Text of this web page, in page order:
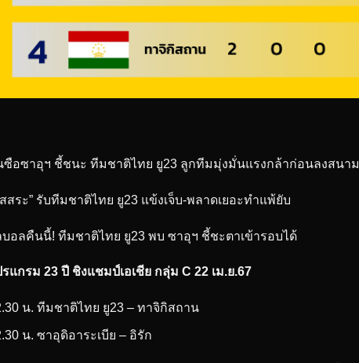
ซือซาอุฯ ชี้ชนะ ทีมชาติไทย ยู23 ลูกทีมมุ่งมั่นแรงกล้าก่อนลงสนาม
สระ” รับทีมชาติไทย ยู23 แข้งเจ็บ-พลาดเยอะทำแพ้ยับ
บอลคืนนี้! ทีมชาติไทย ยู23 พบ ซาอุฯ ชี้ชะตาเข้ารอบได้
รแกรม 23 ปี ชิงแชมป์เอเชีย กลุ่ม C 22 เม.ย.67
น. ทีมชาติไทย ยู23 – ทาจิกิสถาน
น. ซาอุดิอาระเบีย – อิรัก